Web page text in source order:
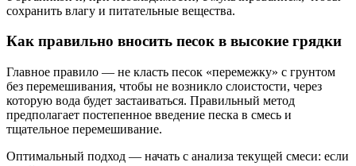
сохранить влагу и питательные вещества.
Как правильно вносить песок в высокие грядки
Главное правило — не класть песок «перемежку» с грунтом
без перемешивания, чтобы не возникло слоистости, через
которую вода будет застаиваться. Правильный метод
предполагает постепенное введение песка в смесь и
тщательное перемешивание.
Оптимальный подход — начать с анализа текущей смеси: если